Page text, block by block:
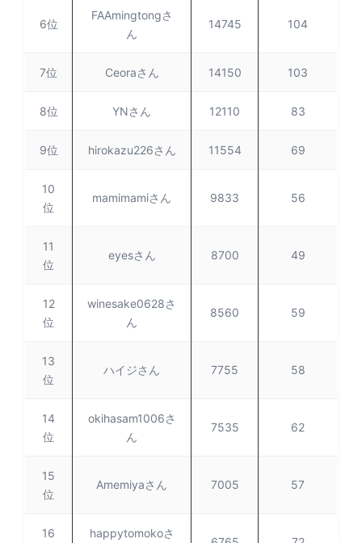
6位
FAAmingtongさ
ん
14745 104
7位 Ceoraさん 14150 103
8位 YNさん 12110 83
9位 hirokazu226さん 11554 69
10
位
mamimamiさん 9833 56
11
位
eyesさん 8700 49
12
位
winesake0628さ
ん
8560 59
13
位
ハイジさん 7755 58
14
位
okihasam1006さ
ん
7535 62
15
位
Amemiyaさん 7005 57
16
happytomokoさ